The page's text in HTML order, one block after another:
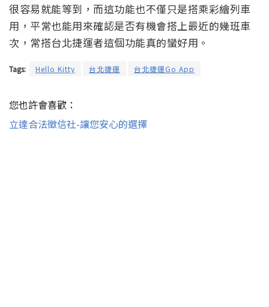
很容易就能等到，而這功能也不僅只是搭乘彩繪列車
用，平常也能用來確認是否有機會搭上最近的幾班車
次，常搭台北捷運者這個功能真的蠻好用。
Tags: Hello Kitty 台北捷運 台北捷運Go App
您也許會喜歡：
立達合法徵信社-讓您安心的選擇